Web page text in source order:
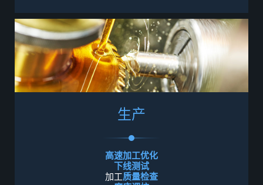
生产
高速加工优化
下线测试
加工质量检查